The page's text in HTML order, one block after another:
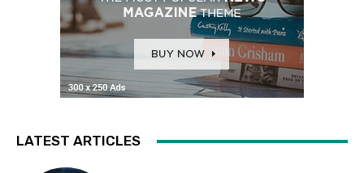
LATEST ARTICLES